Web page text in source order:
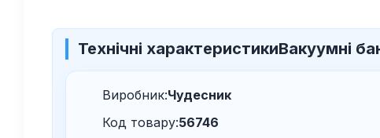
Технічні характеристикиВакуумні
Виробник:Чудесник
Код товару:56746